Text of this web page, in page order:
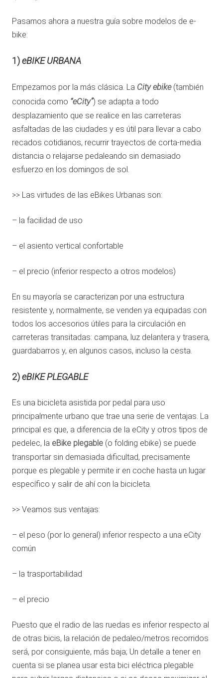
Pasamos ahora a nuestra guía sobre modelos de e-
bike:
1)eBIKE URBANA
Empezamos por la más clásica. La City ebike(también
conocida como “eCity”) se adapta a todo
desplazamiento que se realice en las carreteras
asfaltadas de las ciudades y es útil para llevar a cabo
recados cotidianos, recurrir trayectos de corta-media
distancia o relajarse pedaleando sin demasiado
esfuerzo en los domingos de sol.
>> Las virtudes de las eBikes Urbanas son:
– la facilidad de uso
– el asiento vertical confortable
– el precio (inferior respecto a otros modelos)
En su mayoría se caracterizan por una estructura
resistente y, normalmente, se venden ya equipadas con
todos los accesorios útiles para la circulación en
carreteras transitadas: campana, luz delantera y trasera,
guardabarros y, en algunos casos, incluso la cesta.
2)eBIKE PLEGABLE
Es una bicicleta asistida por pedal para uso
principalmente urbano que trae una serie de ventajas. La
principal es que, a diferencia de la eCity y otros tipos de
pedelec, la eBike plegable (o folding ebike) se puede
transportar sin demasiada dificultad, precisamente
porque es plegable y permite ir en coche hasta un lugar
específico y salir de ahí con la bicicleta.
>> Veamos sus ventajas:
– el peso (por lo general) inferior respecto a una eCity
común
– la trasportabilidad
– el precio
Puesto que el radio de las ruedas es inferior respecto al
de otras bicis, la relación de pedaleo/metros recorridos
será, por consiguiente, más baja; Un detalle a tener en
cuenta si se planea usar esta bici eléctrica plegable